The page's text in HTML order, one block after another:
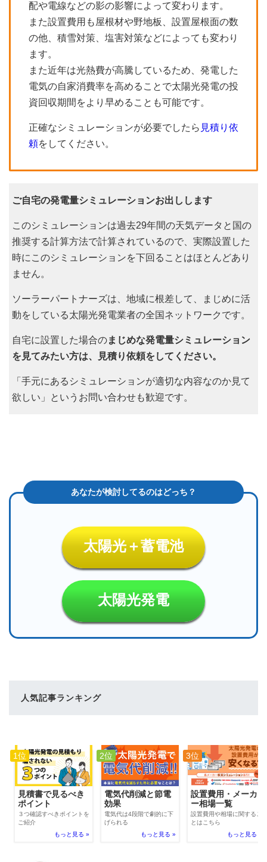
配や電線などの影の影響によって変わります。
また設置費用も屋根材や野地板、設置屋根面の数
の他、積雪対策、塩害対策などによっても変わり
ます。
また近年は光熱費が高騰しているため、発電した
電気の自家消費率を高めることで太陽光発電の投
資回収期間をより早めることも可能です。
正確なシミュレーションが必要でしたら 見積り依
頼をしてください。
ご自宅の発電量シミュレーションお出しします
このシミュレーションは過去29年間の天気データと国の
推奨する計算方法で計算されているので、実際設置した
時にこのシミュレーションを下回ることはほとんどあり
ません。
ソーラーパートナーズは、地域に根差して、まじめに活
動をしている太陽光発電業者の全国ネットワークです。
自宅に設置した場合のまじめな発電量シミュレーション
を見てみたい方は、見積り依頼をしてください。
「手元にあるシミュレーションが適切な内容なのか見て
欲しい」というお問い合わせも歓迎です。
太陽光＋蓄電池
太陽光発電
人気記事ランキング
1位
見積書で見るべき
ポイント
３つ確認すべきポイントを
ご紹介
もっと見る »
2位
電気代削減と節電
効果
電気代は4段階で劇的に下
げられる
もっと見る »
3位
設置費用・メーカ
ー相場一覧
設置費用や相場に関するこ
とはこちら
もっと見る »